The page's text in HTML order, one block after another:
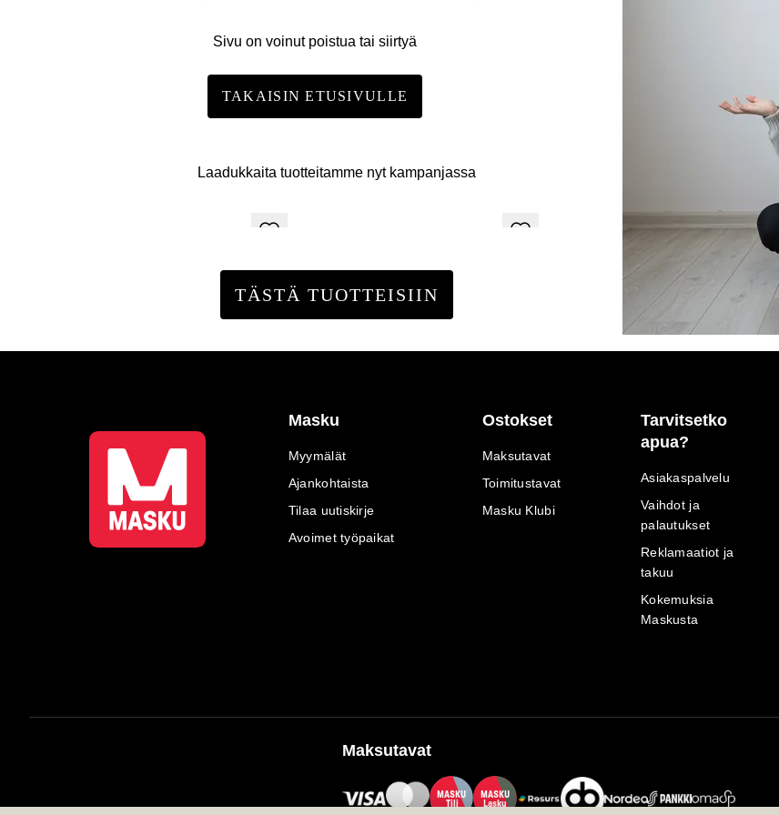
Sivu on voinut poistua tai siirtyä
TAKAISIN ETUSIVULLE
Laadukkaita tuotteitamme nyt kampanjassa
TÄSTÄ TUOTTEISIIN
Masku
Myymälät
Ajankohtaista
Tilaa uutiskirje
Avoimet työpaikat
Ostokset
Maksutavat
Toimitustavat
Masku Klubi
Tarvitsetko
apua?
Asiakaspalvelu
Vaihdot ja
palautukset
Reklamaatiot ja
takuu
Kokemuksia
Maskusta
Maksutavat
MASKU
Tili
MASKU
Lasku